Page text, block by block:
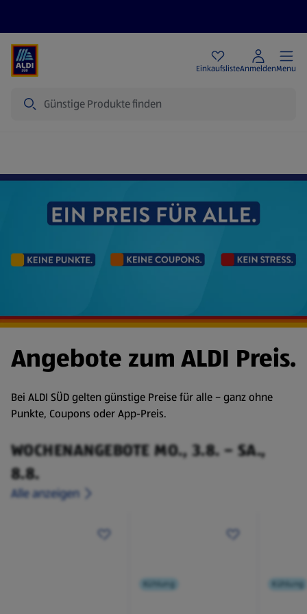
EinkaufslisteAnmeldenMenu
Angebote zum ALDI Preis.
Bei ALDI SÜD gelten günstige Preise für alle – ganz ohne
Punkte, Coupons oder App-Preis.
WOCHENANGEBOTE MO., 3.8. – SA.,
8.8.
Alle anzeigen
Kühlung Kühlung